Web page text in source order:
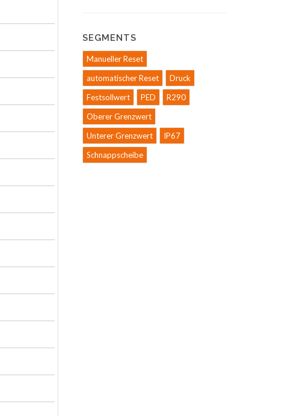
SEGMENTS
Manueller Reset
automatischer Reset
Druck
Festsollwert
PED
R290
Oberer Grenzwert
Unterer Grenzwert
IP67
Schnappscheibe